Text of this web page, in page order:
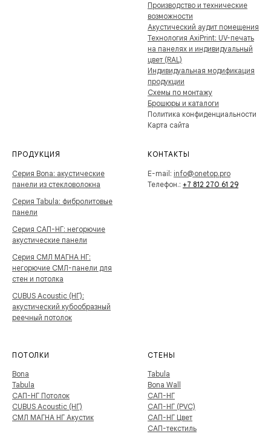
Производство и технические
возможности
Акустический аудит помещения
Технология AxiPrint: UV-печать
на панелях и индивидуальный
цвет (RAL)
Индивидуальная модификация
продукции
Схемы по монтажу
Брошюры и каталоги
Политика конфиденциальности
Карта сайта
ПРОДУКЦИЯ
Серия Bona: акустические
панели из стекловолокна
Серия Tabula: фибролитовые
панели
Серия САП-НГ: негорючие
акустические панели
Серия СМЛ МАГНА НГ:
негорючие СМЛ-панели для
стен и потолка
CUBUS Acoustic (НГ):
акустический кубообразный
реечный потолок
КОНТАКТЫ
E-mail: info@onetop.pro
Телефон.: +7 812 270 61 29
ПОТОЛКИ
Bona
Tabula
САП-НГ Потолок
CUBUS Acoustic (НГ)
СМЛ МАГНА НГ Акустик
СТЕНЫ
Tabula
Bona Wall
САП-НГ
САП-НГ (PVC)
САП-НГ Цвет
САП-текстиль